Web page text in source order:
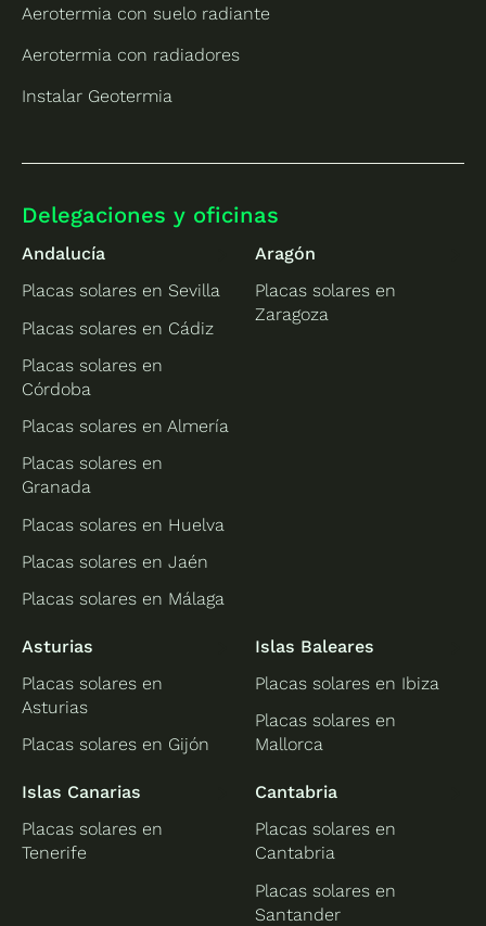
Aerotermia con suelo radiante
Aerotermia con radiadores
Instalar Geotermia
Delegaciones y oficinas
Andalucía
Placas solares en Sevilla
Placas solares en Cádiz
Placas solares en
Córdoba
Placas solares en Almería
Placas solares en
Granada
Placas solares en Huelva
Placas solares en Jaén
Placas solares en Málaga
Aragón
Placas solares en
Zaragoza
Asturias
Placas solares en
Asturias
Placas solares en Gijón
Islas Baleares
Placas solares en Ibiza
Placas solares en
Mallorca
Islas Canarias
Placas solares en
Tenerife
Cantabria
Placas solares en
Cantabria
Placas solares en
Santander